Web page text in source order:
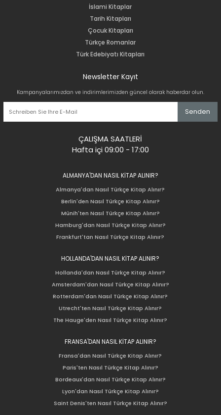
İslami Kitaplar
Tarih Kitapları
Çocuk Kitapları
Türkçe Romanlar
Türk Edebiyatı Kitapları
Newsletter Kayıt
Kampanyalarımızdan ve indirimlerimizden güncel olarak haberdar olun.
Senden
ÇALIŞMA SAATLERİ
Hafta içi 09:00 - 17:00
ALMANYA'DAN NASIL KİTAP ALINIR?
Almanya'dan Nasıl Türkçe Kitap Alınır?
Berlin'den Nasıl Türkçe Kitap Alınır?
Münih'ten Nasıl Türkçe Kitap Alınır?
Hamburg'dan Nasıl Türkçe Kitap Alınır?
Frankfurt'tan Nasıl Türkçe Kitap Alınır?
HOLLANDA'DAN NASIL KİTAP ALINIR?
Hollanda'dan Nasıl Türkçe Kitap Alınır?
Amsterdam'dan Nasıl Türkçe Kitap Alınır?
Rotterdam'dan Nasıl Türkçe Kitap Alınır?
Utrecht'ten Nasıl Türkçe Kitap Alınır?
The Hauge'den Nasıl Türkçe Kitap Alınır?
FRANSA'DAN NASIL KİTAP ALINIR?
Fransa'dan Nasıl Türkçe Kitap Alınır?
Paris'ten Nasıl Türkçe Kitap Alınır?
Bordeaux'dan Nasıl Türkçe Kitap Alınır?
Lyon'dan Nasıl Türkçe Kitap Alınır?
Saint Denis'ten Nasıl Türkçe Kitap Alınır?